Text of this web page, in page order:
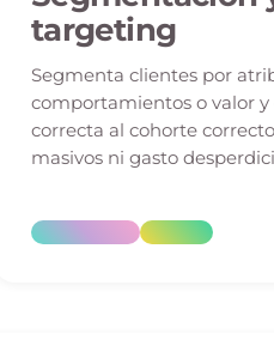
targeting
Segmenta clientes por
comportamientos o valor y
correcta al cohorte
masivos ni gasto